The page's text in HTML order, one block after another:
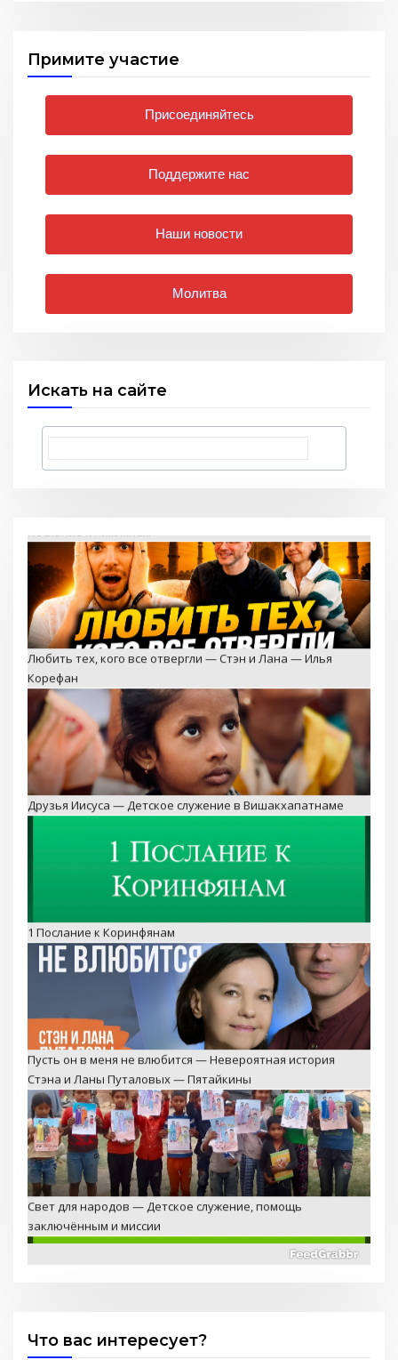
Примите участие
Присоединяйтесь
Поддержите нас
Наши новости
Молитва
Искать на сайте
Любить тех, кого все отвергли — Стэн и Лана — Илья
Корефан
Друзья Иисуса — Детское служение в Вишакхапатнаме
1 Послание к Коринфянам
Пусть он в меня не влюбится — Невероятная история
Стэна и Ланы Путаловых — Пятайкины
Свет для народов — Детское служение, помощь
заключённым и миссии
2 Послание к Коринфянам
Что вас интересует?